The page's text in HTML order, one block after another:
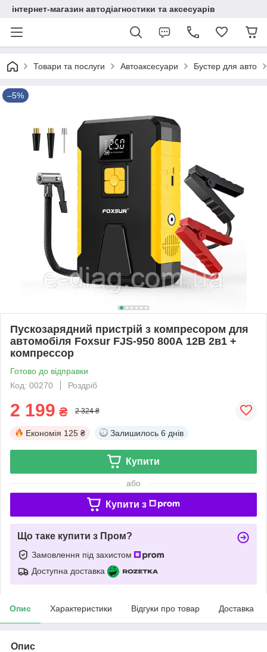
інтернет-магазин автодіагностики та аксесуарів
Товари та послуги Автоаксесуари Бустер для авто
–5%
Пускозарядний пристрій з компресором для
автомобіля Foxsur FJS-950 800А 12В 2в1 +
компрессор
Готово до відправки
Код: 00270
Роздріб
2 199 ₴ 2 324 ₴
Економія 125 ₴ Залишилось 6 днів
Купити
або
Купити з
Що таке купити з Пром?
Замовлення під захистом
Доступна доставка
Опис Характеристики Відгуки про товар Доставка
Опис